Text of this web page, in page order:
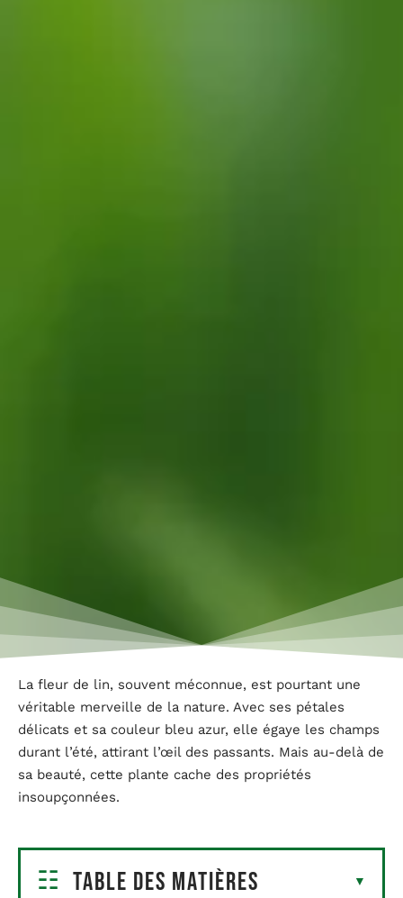
La fleur de lin, souvent méconnue, est pourtant une
véritable merveille de la nature. Avec ses pétales
délicats et sa couleur bleu azur, elle égaye les champs
durant l’été, attirant l’œil des passants. Mais au-delà de
sa beauté, cette plante cache des propriétés
insoupçonnées.
Table des matières